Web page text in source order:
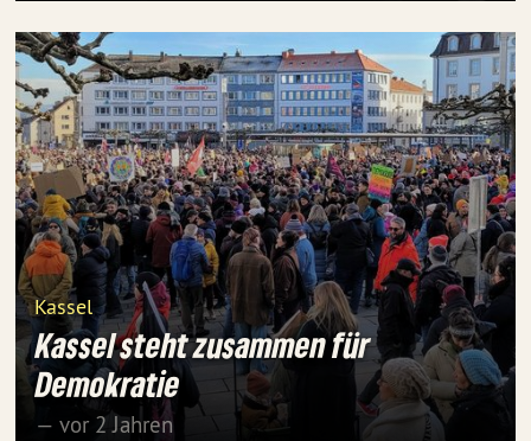
Kassel
Kassel steht zusammen für
Demokratie
— vor 2 Jahren